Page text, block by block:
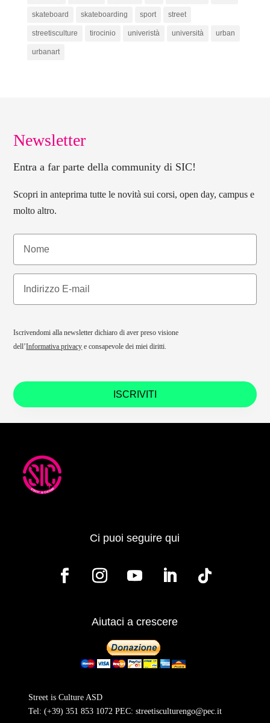
skateboard skateboarding sport street
streetisculture tirocinio univeristà università urban
urbanart
Newsletter
Entra a far parte della community di SIC!
Scopri in anteprima tutte le novità sui corsi, open day, campus e
molto altro.
ISCRIVITI
Iscrivendomi alla newsletter dichiaro di aver preso visione
dell’Informativa privacy e consapevole dei miei diritti.
Ci puoi seguire qui
Aiutaci a crescere
Street is Culture ASD
Tel:(+39) 351 853 1072PEC:streetisculturengo@pec.it